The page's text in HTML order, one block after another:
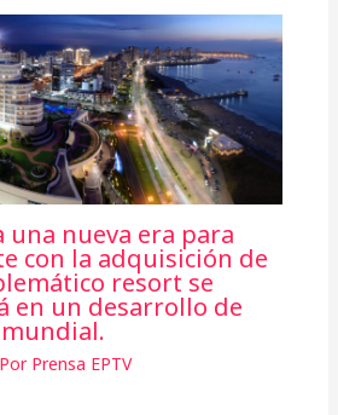
una nueva era para
con la adquisición de
resort se
en un desarrollo de
Prensa EPTV